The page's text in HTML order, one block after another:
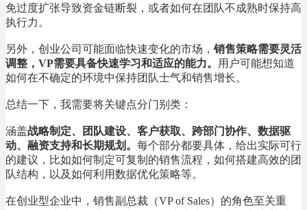
免过度扩张导致资金链断裂，或者如何在团队不成熟时保持高
执行力。
另外，创业公司可能面临快速变化的市场， 销售策略需要灵活
调整，VP需要具备快速学习和适应的能力。
用户可能想知道
如何在不确定的环境中保持团队士气和销售增长。
总结一下，我需要将关键点分门别类：
涵盖战略制定、团队建设、客户获取、跨部门协作、数据驱
动、融资支持和长期规划。 每个部分都要具体，给出实际可行
的建议，比如如何制定可复制的销售流程，如何搭建高效的团
队结构，以及如何利用数据优化策略等。
在创业型企业中，销售副总裁（VP of Sales）的角色至关重